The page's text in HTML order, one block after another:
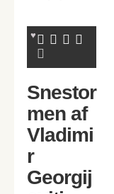
Snestor
men af
Vladimi
r
Georgij